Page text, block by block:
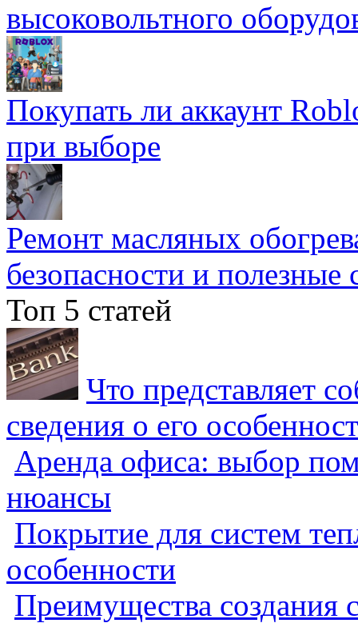
высоковольтного
Покупать ли аккаунт
при выборе
Ремонт масляных
безопасности и полезные
Топ 5 статей
Что представляет
сведения о его
Аренда офиса: выбор
нюансы
Покрытие для систем
особенности
Преимущества создания